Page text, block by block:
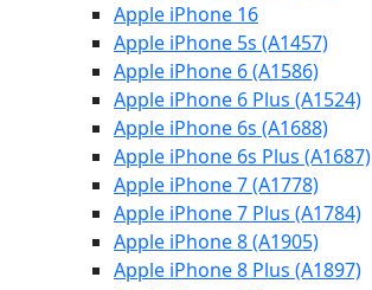
Apple iPhone 16
Apple iPhone 5s (A1457)
Apple iPhone 6 (A1586)
Apple iPhone 6 Plus (A1524)
Apple iPhone 6s (A1688)
Apple iPhone 6s Plus (A1687)
Apple iPhone 7 (A1778)
Apple iPhone 7 Plus (A1784)
Apple iPhone 8 (A1905)
Apple iPhone 8 Plus (A1897)